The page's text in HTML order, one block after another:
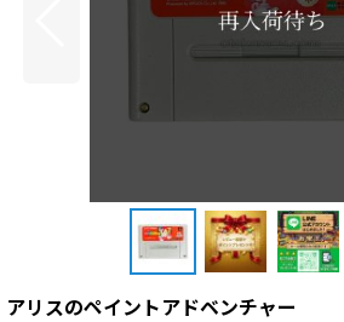
アリスのペイントアドベンチャー